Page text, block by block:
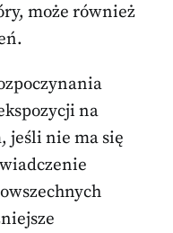
może również
na
jeśli nie ma się